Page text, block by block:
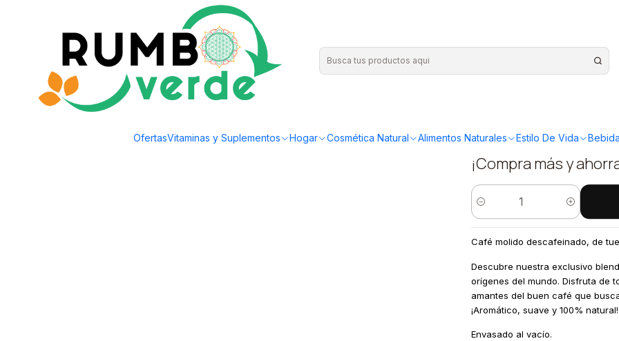
OfertasVitaminas y Suplementos Hogar Cosmética Natural Alimentos Naturales Estilo De Vida
Envío gratis por compras sobre los 59.990 en la provincia de Santiago
Bebidas Naturales Té, Café y Mate Catunambu - Cafe Descafeinado 250gr
250gr
¡Compra más y
Cantidad
Café molido descafeinado, de
Descubre nuestra exclusivo
orígenes del mundo. Disfruta de
amantes del buen café que
¡Aromático, suave y 100% natural!
Envasado al vacío.